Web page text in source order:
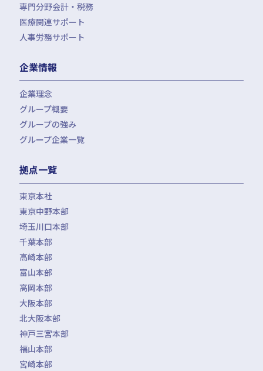
専門分野会計・税務
会計・税務（医科）
会計・税務（歯科）
会計・税務（社会福祉法人）
会計・税務（保育）
会計・税務（公益法人）
医療関連サポート
開業サポート
医療経営サポート
クリニック承継サポート
人事労務サポート
企業情報
企業理念
グループ概要
グループの強み
グループ企業一覧
拠点一覧
東京本社
東京中野本部
埼玉川口本部
千葉本部
高崎本部
富山本部
高岡本部
大阪本部
北大阪本部
神戸三宮本部
福山本部
宮崎本部